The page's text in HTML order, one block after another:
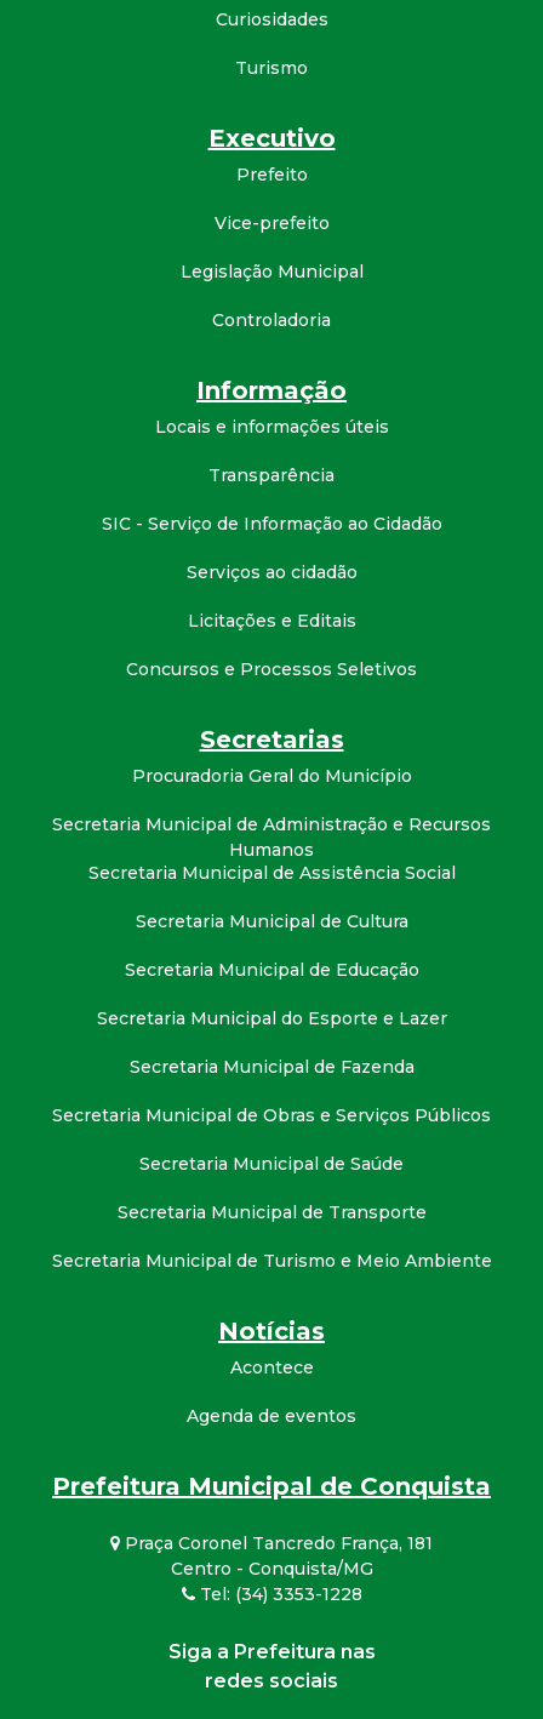
Curiosidades
Turismo
Executivo
Prefeito
Vice-prefeito
Legislação Municipal
Controladoria
Informação
Locais e informações úteis
Transparência
SIC - Serviço de Informação ao Cidadão
Serviços ao cidadão
Licitações e Editais
Concursos e Processos Seletivos
Secretarias
Procuradoria Geral do Município
Secretaria Municipal de Administração e Recursos
Humanos
Secretaria Municipal de Assistência Social
Secretaria Municipal de Cultura
Secretaria Municipal de Educação
Secretaria Municipal do Esporte e Lazer
Secretaria Municipal de Fazenda
Secretaria Municipal de Obras e Serviços Públicos
Secretaria Municipal de Saúde
Secretaria Municipal de Transporte
Secretaria Municipal de Turismo e Meio Ambiente
Notícias
Acontece
Agenda de eventos
Prefeitura Municipal de Conquista
Praça Coronel Tancredo França, 181
Centro - Conquista/MG
Tel: (34) 3353-1228
Siga a Prefeitura nas
redes sociais